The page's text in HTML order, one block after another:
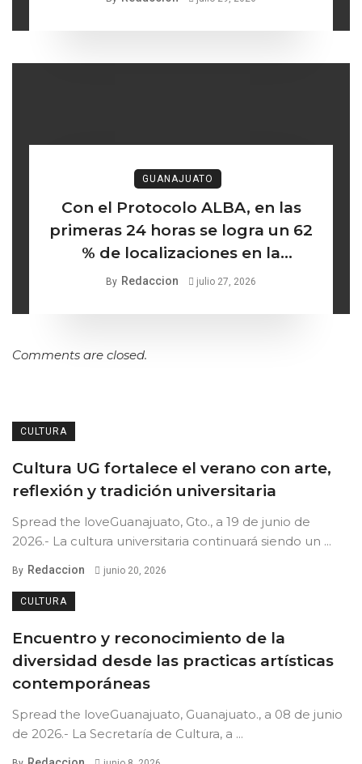
GUANAJUATO
Con el Protocolo ALBA, en las
primeras 24 horas se logra un 62
% de localizaciones en la
búsqueda de mujeres y niñas
By Redaccion julio 27, 2026
Comments are closed.
CULTURA
Cultura UG fortalece el verano con arte,
reflexión y tradición universitaria
Spread the loveGuanajuato, Gto., a 19 de junio de
2026.- La cultura universitaria continuará siendo un ...
By Redaccion junio 20, 2026
CULTURA
Encuentro y reconocimiento de la
diversidad desde las practicas artísticas
contemporáneas
Spread the loveGuanajuato, Guanajuato., a 08 de junio
de 2026.- La Secretaría de Cultura, a ...